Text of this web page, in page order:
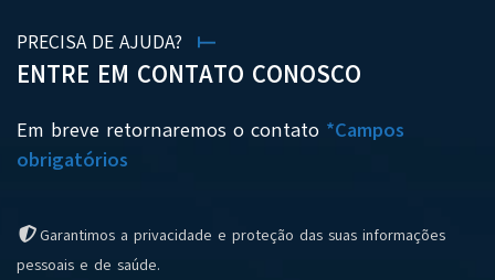
PRECISA DE AJUDA?
ENTRE EM CONTATO CONOSCO
Em breve retornaremos o contato *Campos
obrigatórios
Garantimos a privacidade e proteção das suas informações
pessoais e de saúde.